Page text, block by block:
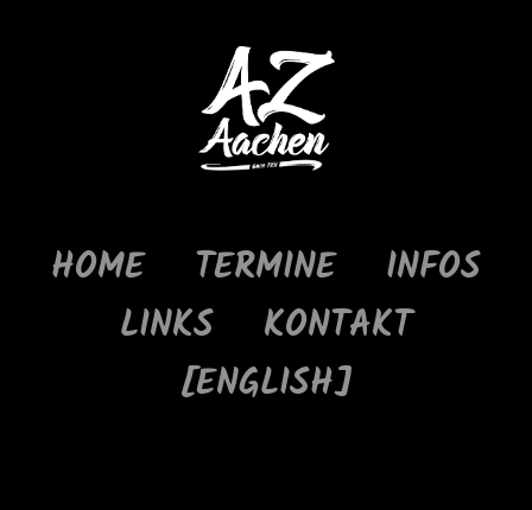
HOME TERMINE
INFOS
LINKS
KONTAKT
[ENGLISH]